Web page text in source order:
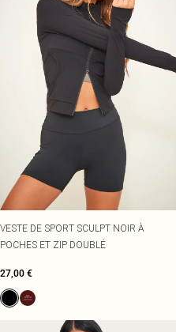
VESTE DE SPORT SCULPT NOIR À
POCHES ET ZIP DOUBLÉ
27,00 €